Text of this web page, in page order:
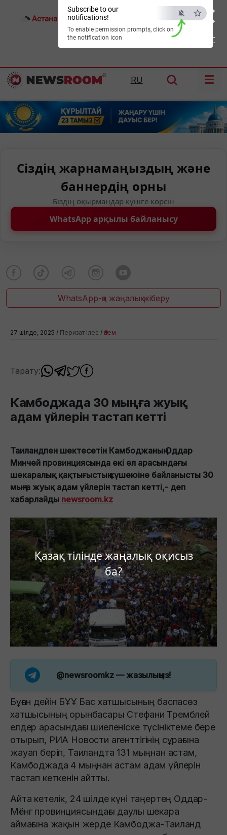
×
ESC
Қазақ тілінде жаңалық оқисыз
ба?
Subscribe to our
notifications!
To enable permission prompts, click on
the notification icon
Астана: 22°C Алматы: Шымкент:30°C
RU ☰
Сіздің жарнамаңыздың және
баннердің орны
Біздің оқырмандар күніге көрсін
WhatsApp арқылы байланысу
WhatsApp-қа жаңалық жіберу
27 шілде, 2025 / Перизат Ілес / Әлем
Тарату:
Камбоджада 30 мыңға жуық
адам үйлерін тастап кетті
Таиландпен шектесетін Камбоджаның Оддар
Минчей провинциясында екі ел арасындағы
шекаралық қақтығыстың күшеюіне байланысты 30
мыңға жуық адам үйлерін тастап кетті,- деп
хабарлайды newsroom.kz
@newsroomkz — жазылыңыз!
Бұған дейін БҰҰ Бас хатшысының баспасөз
хатшысының орынбасары Стефани Тремблей
елдер арасындағы шиеленіске түсініктеме бере
отырып, РИА Новости агенттігінің сұрағына
жауап беріп, Таиландта 131 мыңнан астам,
Камбоджада 4 мыңнан астам адам үйлерін
тастап кеткенін айтты.
Айта кетелік, 24 шілде күні таңертең Оддар-
Мёнг провинциясындағы даулы шекара
аймағына жақын жерде Камбоджа-Таиланд